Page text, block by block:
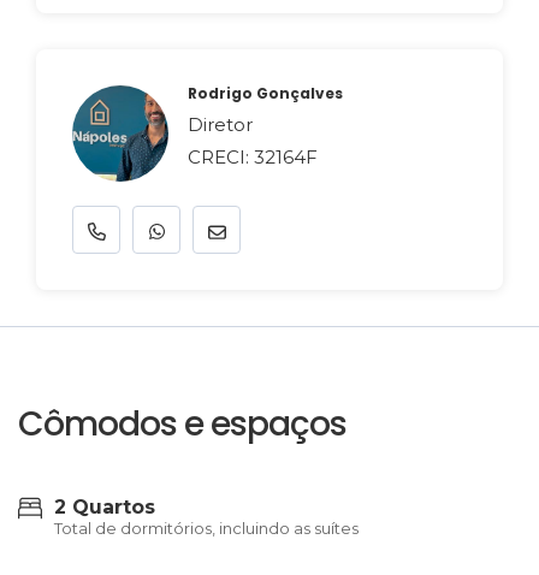
Rodrigo Gonçalves
Diretor
CRECI: 32164F
Cômodos e espaços
2 Quartos
Total de dormitórios, incluindo as suítes